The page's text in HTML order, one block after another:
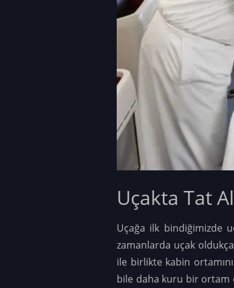
Uçakta Tat
Uçağa ilk bindiğimizde
zamanlarda uçak
ile birlikte kabin
bile daha kuru bir ortam